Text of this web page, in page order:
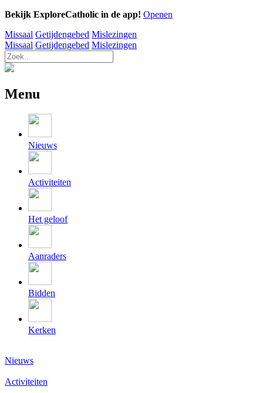
Bekijk ExploreCatholic in de app! Openen
Missaal Getijdengebed Mislezingen
Missaal Getijdengebed Mislezingen
Menu
Nieuws
Activiteiten
Het geloof
Aanraders
Bidden
Kerken
Nieuws
Activiteiten